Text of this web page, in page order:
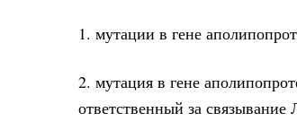
1. мутации в гене
2. мутация в гене
ответственный за